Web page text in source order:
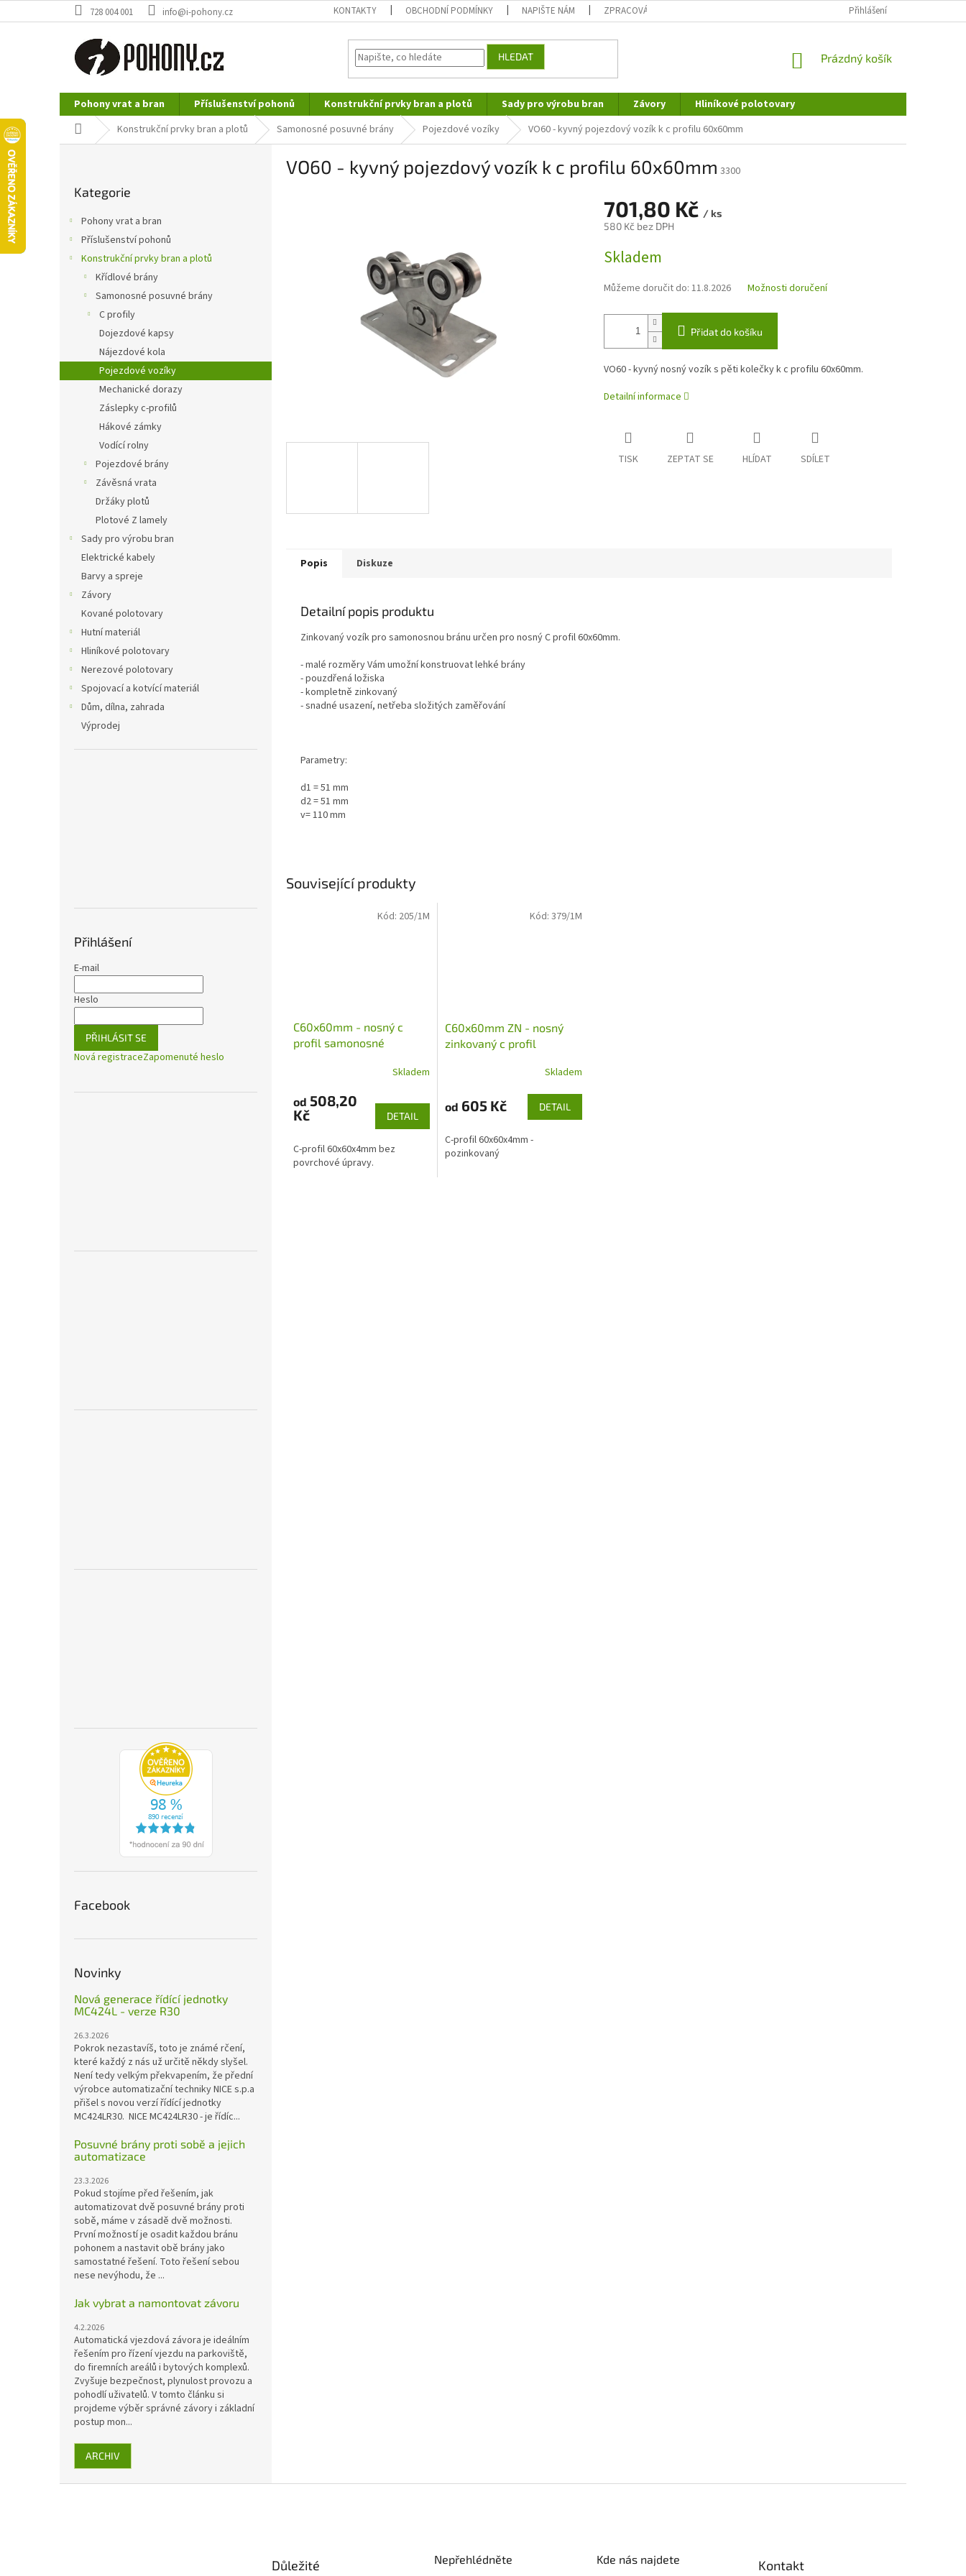
na
728 004 001 info@i-pohony.cz KONTAKTY OBCHODNÍ PODMÍNKY NAPIŠTE NÁM ZPRACOVÁNÍ OSOBNÍCH ÚDAJŮ REKLAMAČNÍ ŘÁD
Přihlášení
HLEDAT
NÁKUPNÍ
Prázdný košík
Pohony vrat a bran Příslušenství pohonů Konstrukční prvky bran a plotů Sady pro výrobu bran Závory
Hliníkové polotovary
Nerezové polotovary
Hutní materiál
Domů Konstrukční prvky bran a plotů Samonosné posuvné brány Pojezdové vozíky VO60 - kyvný pojezdový vozík k c profilu 60x60mm
l
kategorie
Kategorie
Pohony vrat a bran
Příslušenství pohonů
Konstrukční prvky bran a plotů
Křídlové brány
Samonosné posuvné brány
C profily
Dojezdové kapsy
Nájezdové kola
Pojezdové vozíky
Mechanické dorazy
Záslepky c-profilů
Hákové zámky
Vodící rolny
Pojezdové brány
Závěsná vrata
Držáky plotů
Plotové Z lamely
Sady pro výrobu bran
Elektrické kabely
Barvy a spreje
Závory
Kované polotovary
Hutní materiál
Hliníkové polotovary
Nerezové polotovary
Spojovací a kotvící materiál
Dům, dílna, zahrada
Výprodej
Přihlášení
E-mail
Heslo
PŘIHLÁSIT SE
Nová registraceZapomenuté heslo
Facebook
Novinky
Nová generace řídící jednotky
MC424L - verze R30
26.3.2026
Pokrok nezastavíš, toto je známé rčení,
které každý z nás už určitě někdy slyšel.
Není tedy velkým překvapením, že přední
výrobce automatizační techniky NICE s.p.a
přišel s novou verzí řídící jednotky
MC424LR30. NICE MC424LR30 - je řídíc...
Posuvné brány proti sobě a jejich
automatizace
23.3.2026
Pokud stojíme před řešením, jak
automatizovat dvě posuvné brány proti
sobě, máme v zásadě dvě možnosti.
První možností je osadit každou bránu
pohonem a nastavit obě brány jako
samostatné řešení. Toto řešení sebou
nese nevýhodu, že ...
Jak vybrat a namontovat závoru
4.2.2026
Automatická vjezdová závora je ideálním
řešením pro řízení vjezdu na parkoviště,
do firemních areálů i bytových komplexů.
Zvyšuje bezpečnost, plynulost provozu a
pohodlí uživatelů. V tomto článku si
projdeme výběr správné závory i základní
postup mon...
ARCHIV
VO60 - kyvný pojezdový vozík k c profilu 60x60mm 3300
701,80 Kč / ks
580 Kč bez DPH
cena:
Skladem
Můžeme doručit do: 11.8.2026 Možnosti doručení
Přidat do košíku
VO60 - kyvný nosný vozík s pěti kolečky k c profilu 60x60mm.
Detailní informace
TISK ZEPTAT SE HLÍDAT SDÍLET
Související produkty
C60x60mm - nosný c
profil samonosné
Skladem
od 508,20
Kč
DETAIL
C-profil 60x60x4mm bez
povrchové úpravy.
Kód: 205/1M
C60x60mm ZN - nosný
zinkovaný c profil
Skladem
od 605 Kč DETAIL
C-profil 60x60x4mm -
pozinkovaný
Kód: 379/1M
Popis Diskuze
Detailní popis produktu
Zinkovaný vozík pro samonosnou bránu určen pro nosný C profil 60x60mm.
- malé rozměry Vám umožní konstruovat lehké brány
- pouzdřená ložiska
- kompletně zinkovaný
- snadné usazení, netřeba složitých zaměřování
Parametry:
d1 = 51 mm
d2 = 51 mm
v= 110 mm
Důležité Nepřehlédněte Kde nás najdete Kontakt